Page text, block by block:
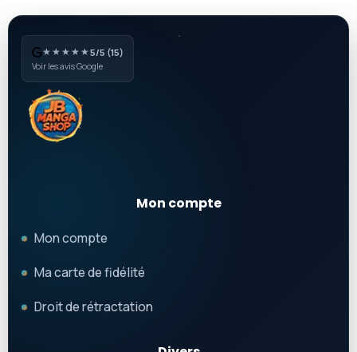
★★★★★5/5 (15)
Voir les avis Google
Mon compte
Mon compte
Ma carte de fidélité
Droit de rétractation